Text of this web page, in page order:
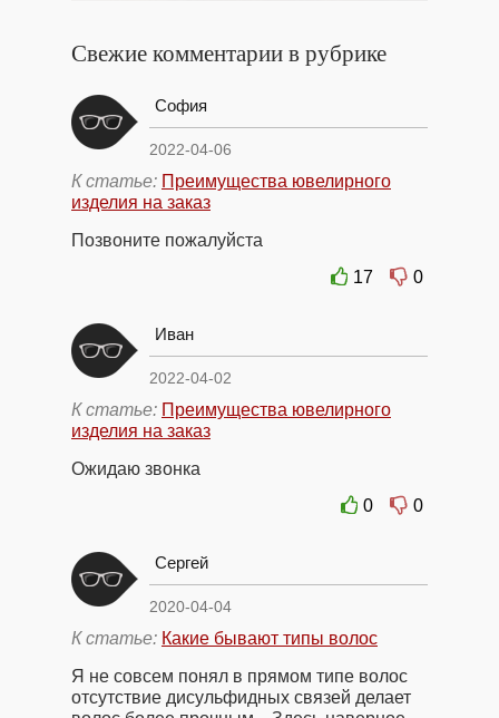
Свежие комментарии в рубрике
София
2022-04-06
К статье: Преимущества ювелирного
изделия на заказ
Позвоните пожалуйста
17
0
Иван
2022-04-02
К статье: Преимущества ювелирного
изделия на заказ
Ожидаю звонка
0
0
Сергей
2020-04-04
К статье: Какие бывают типы волос
Я не совсем понял в прямом типе волос
отсутствие дисульфидных связей делает